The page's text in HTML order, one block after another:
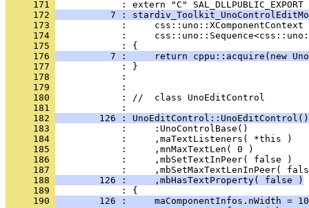
     171
     172
7 :
     173
     174
     175
     176
7 :     return cppu::acquire(new
     177
     178
     179
     180
            : //  class UnoEditControl
     181
     182
        126 : UnoEditControl::UnoEditControl()
     183
     184
     185
     186
     187
     188
        126 :     ,mbHasTextProperty( false )
     189
     190
126 :     maComponentInfos.nWidth =